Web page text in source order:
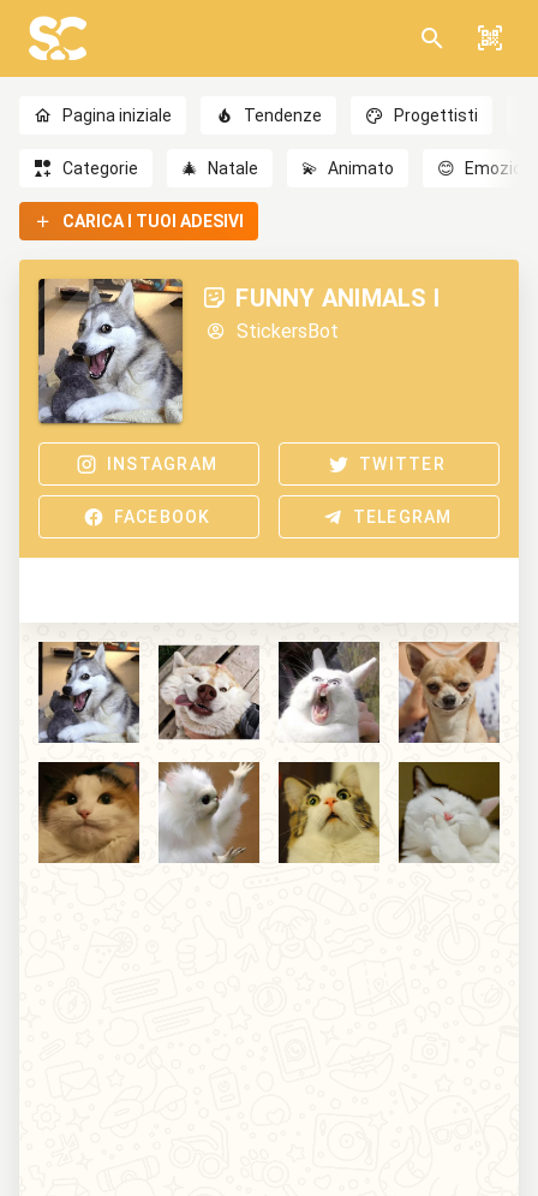
Pagina iniziale Tendenze Progettisti
Categorie 🎄 Natale 💫 Animato 😊 Emozioni
CARICA I TUOI ADESIVI
FUNNY ANIMALS I
StickersBot
INSTAGRAM TWITTER
FACEBOOK TELEGRAM